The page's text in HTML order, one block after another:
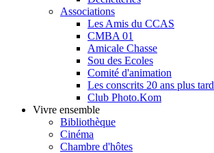
Associations
Les Amis du CCAS
CMBA 01
Amicale Chasse
Sou des Ecoles
Comité d'animation
Les conscrits 20 ans plus tard
Club Photo.Kom
Vivre ensemble
Bibliothèque
Cinéma
Chambre d'hôtes